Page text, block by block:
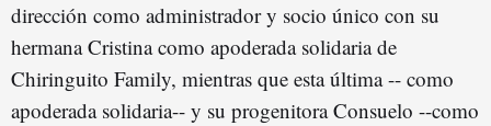
dirección como administrador y socio único con su
hermana Cristina como apoderada solidaria de
Chiringuito Family, mientras que esta última -- como
apoderada solidaria-- y su progenitora Consuelo --como